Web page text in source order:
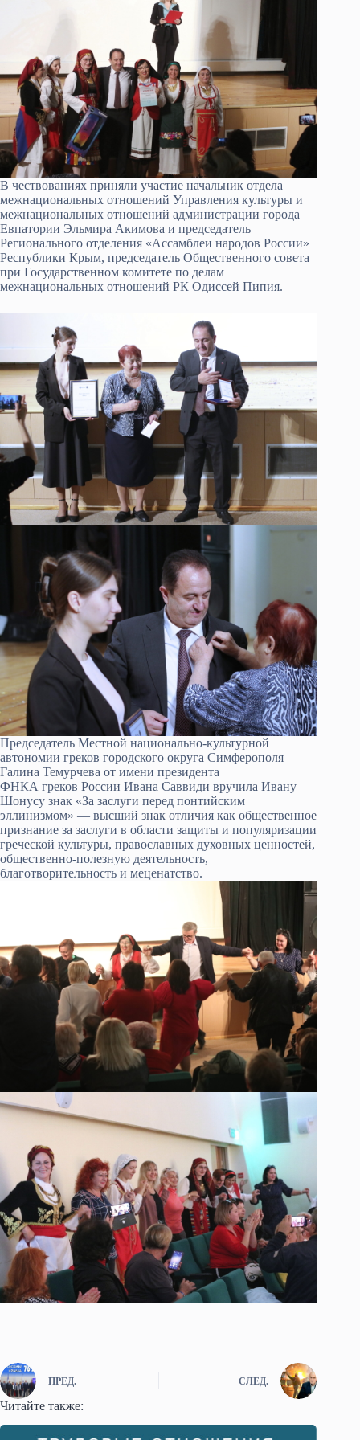
В чествованиях приняли участие начальник отдела
межнациональных отношений Управления культуры и
межнациональных отношений администрации города
Евпатории Эльмира Акимова и председатель
Регионального отделения «Ассамблеи народов России»
Республики Крым, председатель Общественного совета
при Государственном комитете по делам
межнациональных отношений РК Одиссей Пипия.
Председатель Местной национально-культурной
автономии греков городского округа Симферополя
Галина Темурчева от имени президента
ФНКА греков России Ивана Саввиди вручила Ивану
Шонусу знак «За заслуги перед понтийским
эллинизмом» — высший знак отличия как общественное
признание за заслуги в области защиты и популяризации
греческой культуры, православных духовных ценностей,
общественно-полезную деятельность,
благотворительность и меценатство.
ПРЕД. СЛЕД.
Читайте также: